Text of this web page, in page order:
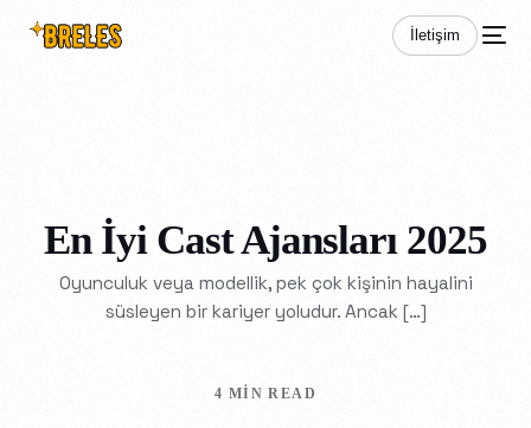
İletişim
En İyi Cast Ajansları 2025
Oyunculuk veya modellik, pek çok kişinin hayalini
süsleyen bir kariyer yoludur. Ancak […]
4 MIN READ